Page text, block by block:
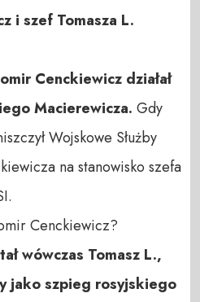
i szef Tomasza L.
Cenckiewicz działał
Macierewicza. Gdy
Wojskowe Służby
na stanowisko szefa
Cenckiewicz?
wówczas Tomasz L.,
jako szpieg rosyjskiego